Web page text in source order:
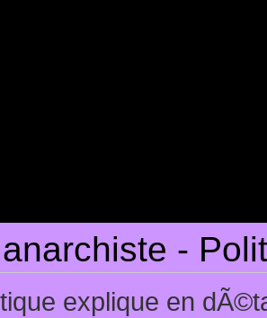
-
explique en